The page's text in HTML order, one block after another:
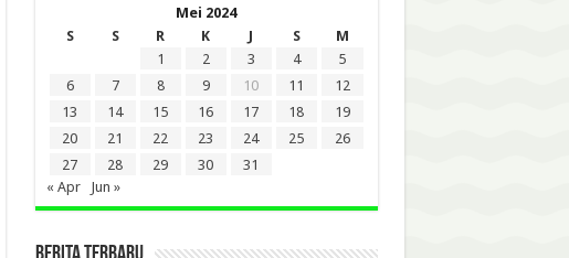
Mei 2024
S
S R K J S
M
1
2 3 4
5
6
7 8 9 10 11
12
13
14 15 16 17 18
19
20
21 22 23 24 25
26
27
28 29 30
31
« Apr
Jun »